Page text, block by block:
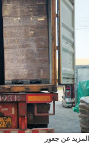
المزيد عن جعور